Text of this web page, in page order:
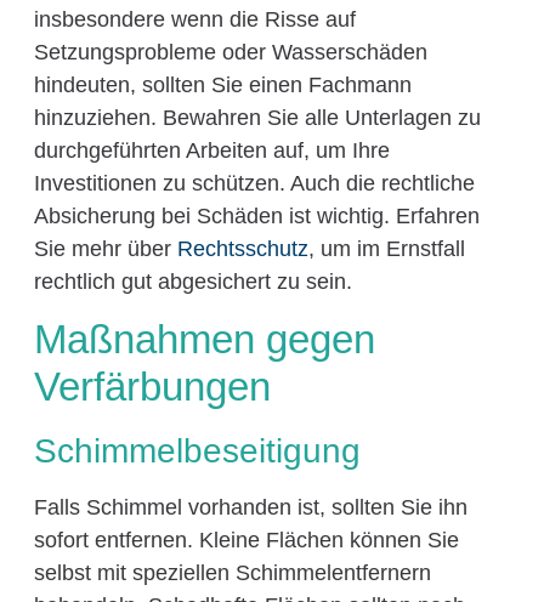
insbesondere wenn die Risse auf
Setzungsprobleme oder Wasserschäden
hindeuten, sollten Sie einen Fachmann
hinzuziehen. Bewahren Sie alle Unterlagen zu
durchgeführten Arbeiten auf, um Ihre
Investitionen zu schützen. Auch die rechtliche
Absicherung bei Schäden ist wichtig. Erfahren
Sie mehr über Rechtsschutz, um im Ernstfall
rechtlich gut abgesichert zu sein.
Maßnahmen gegen
Verfärbungen
Schimmelbeseitigung
Falls Schimmel vorhanden ist, sollten Sie ihn
sofort entfernen. Kleine Flächen können Sie
selbst mit speziellen Schimmelentfernern